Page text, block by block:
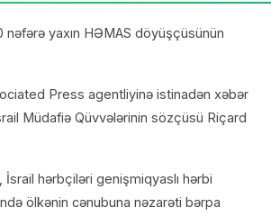
nəfərə yaxın HƏMAS döyüşçüsünün
Press agentliyinə istinadən xəbər
Müdafiə Qüvvələrinin sözçüsü Riçard
hərbçiləri genişmiqyaslı hərbi
ölkənin cənubuna nəzarəti bərpa